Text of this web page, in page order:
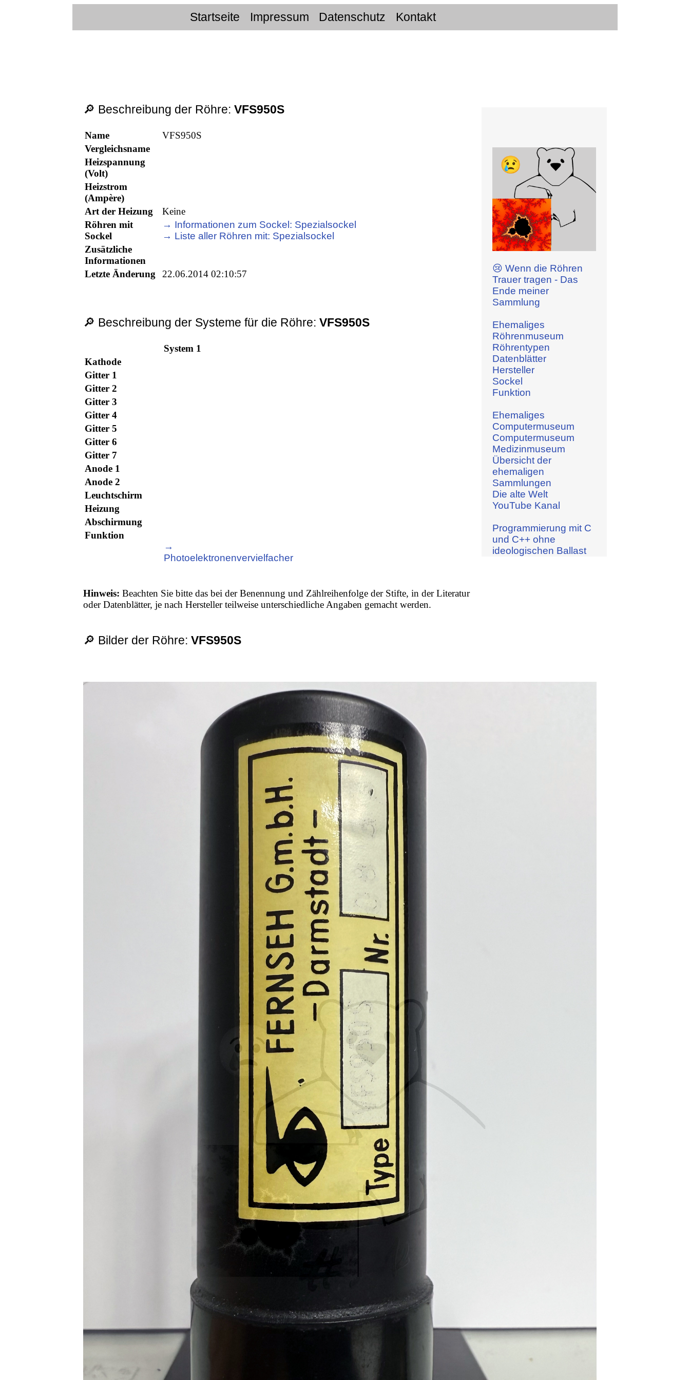
Startseite Impressum Datenschutz Kontakt
🔎 Beschreibung der Röhre:VFS950S
Name
VFS950S
Vergleichsname
Heizspannung
(Volt)
Heizstrom
(Ampère)
Art der Heizung
Keine
Röhren mit
Sockel
→ Informationen zum Sockel: Spezialsockel
→ Liste aller Röhren mit: Spezialsockel
Zusätzliche
Informationen
Letzte Änderung
22.06.2014 02:10:57
🔎 Beschreibung der Systeme für die Röhre:VFS950S
System 1
Kathode
Gitter 1
Gitter 2
Gitter 3
Gitter 4
Gitter 5
Gitter 6
Gitter 7
Anode 1
Anode 2
Leuchtschirm
Heizung
Abschirmung
Funktion
→
Photoelektronenvervielfacher
Hinweis: Beachten Sie bitte das bei der Benennung und Zählreihenfolge der Stifte, in der Literatur
oder Datenblätter, je nach Hersteller teilweise unterschiedliche Angaben gemacht werden.
🔎 Bilder der Röhre:VFS950S
😢 Wenn die Röhren
Trauer tragen - Das
Ende meiner
Sammlung
Ehemaliges
Röhrenmuseum
Röhrentypen
Datenblätter
Hersteller
Sockel
Funktion
Ehemaliges
Computermuseum
Computermuseum
Medizinmuseum
Übersicht der
ehemaligen
Sammlungen
Die alte Welt
YouTube Kanal
Programmierung mit C
und C++ ohne
ideologischen Ballast